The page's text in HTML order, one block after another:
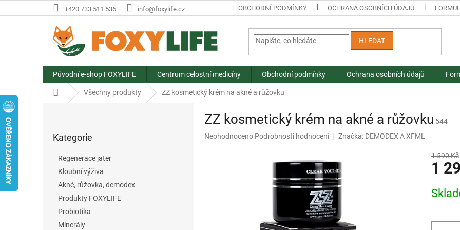
na
+420 733 511 536 info@foxylife.cz OBCHODNÍ PODMÍNKY OCHRANA OSOBNÍCH ÚDAJŮ
HLEDAT
Původní e-shop FOXYLIFE Centrum celostní medicíny Obchodní podmínky Ochrana osobních údajů
Domů Všechny produkty ZZ kosmetický krém na akné a růžovku
kategorie
Kategorie
Regenerace jater
Kloubní výživa
Akné, růžovka, demodex
Produkty FOXYLIFE
Probiotika
Minerály
ZZ kosmetický krém na akné a růžovku 544
Průměrné
Neohodnoceno Podrobnosti hodnocení Značka: DEMODEX A XFML
1 590 Kč
1
cena: